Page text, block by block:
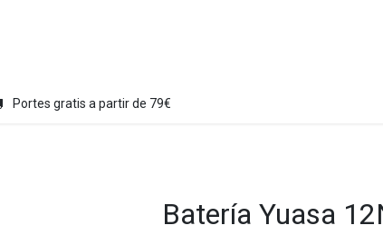
Portes gratis a partir de 79€
Batería Yuasa